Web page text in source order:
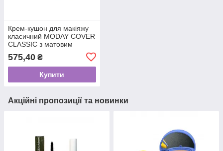
Крем-кушон для макіяжу
класичний MODAY COVER
CLASSIC з матовим
575,40 ₴
Купити
Акційні пропозиції та новинки